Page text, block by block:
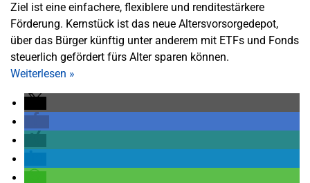
Ziel ist eine einfachere, flexiblere und renditestärkere
Förderung. Kernstück ist das neue Altersvorsorgedepot,
über das Bürger künftig unter anderem mit ETFs und Fonds
steuerlich gefördert fürs Alter sparen können.
Weiterlesen »